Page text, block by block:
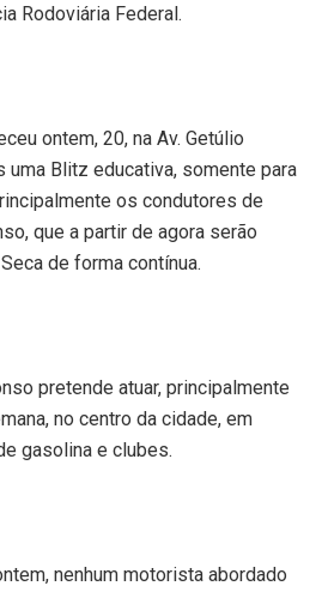
Rodoviária Federal.
ontem, 20, na Av. Getúlio
uma Blitz educativa, somente para
os condutores de
que a partir de agora serão
de forma contínua.
pretende atuar, principalmente
no centro da cidade, em
gasolina e clubes.
nenhum motorista abordado